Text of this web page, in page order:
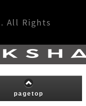
All Rights
pagetop